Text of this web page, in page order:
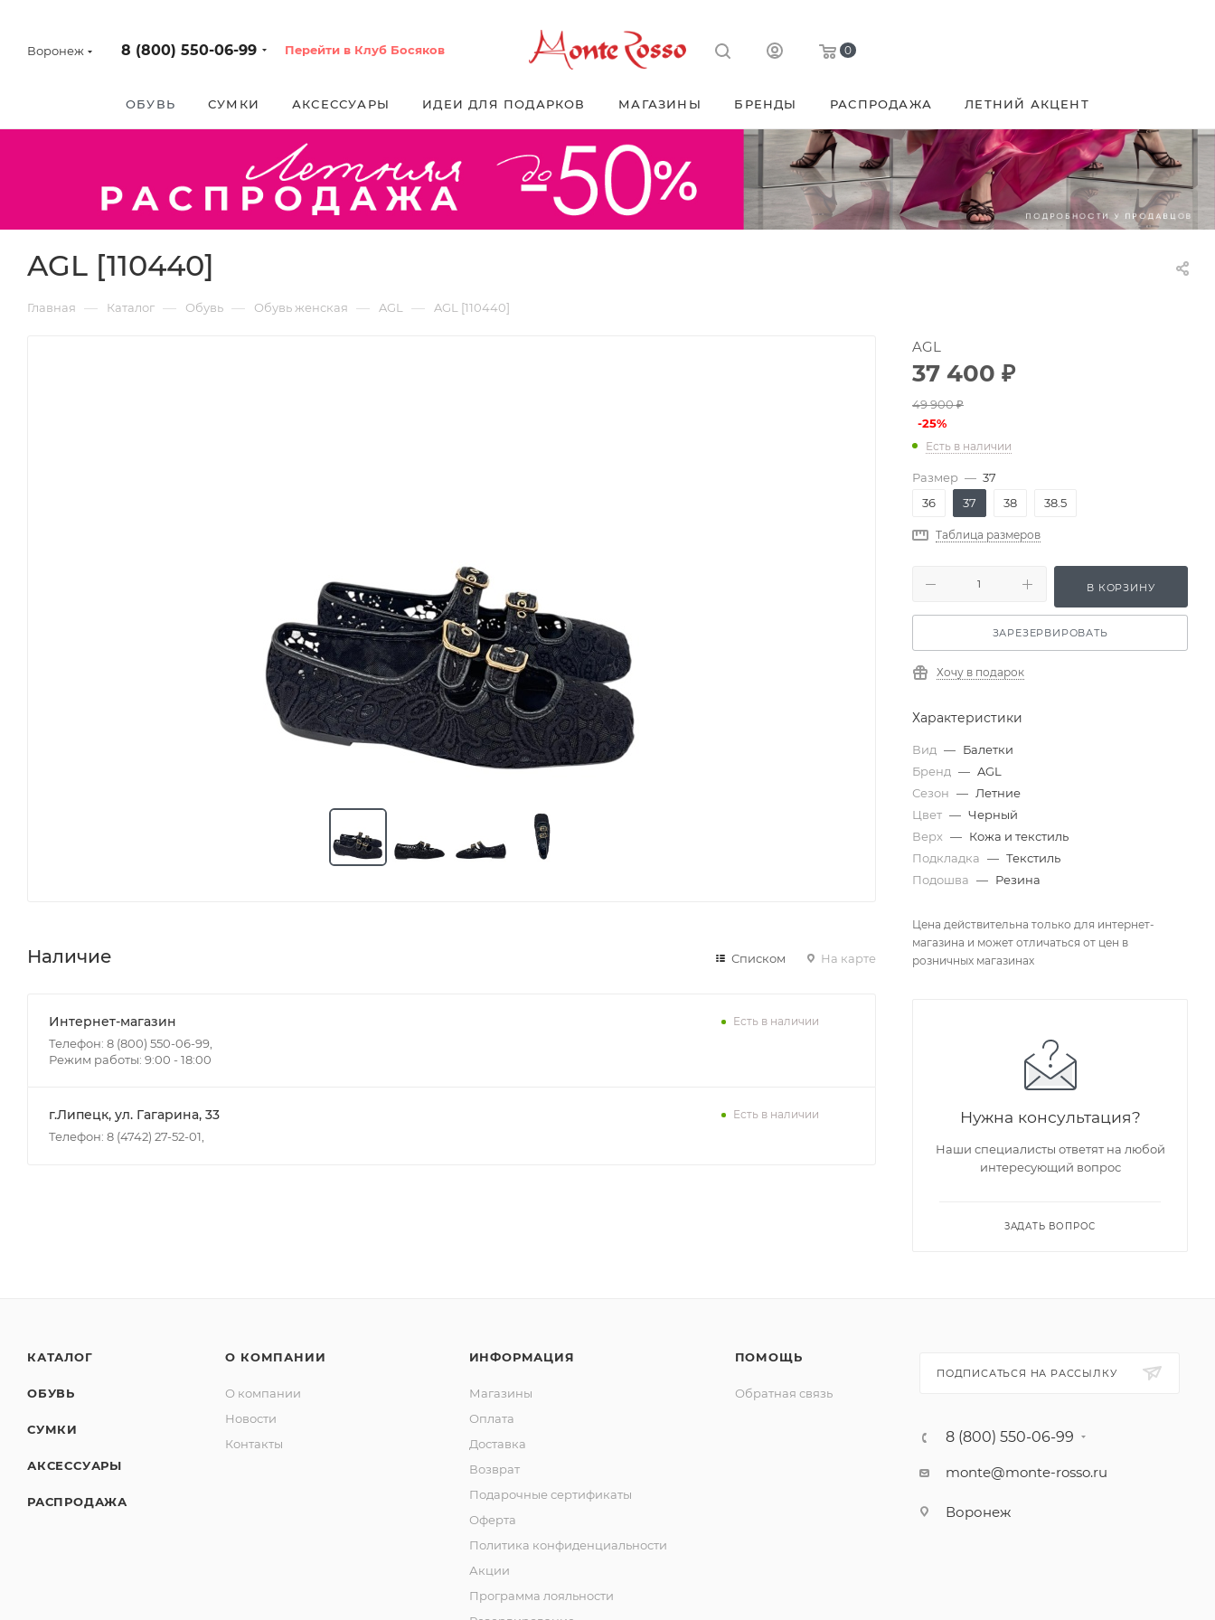
Воронеж 8 (800) 550-06-99 Перейти в Клуб Босяков 0
ОБУВЬ СУМКИ АКСЕССУАРЫ ИДЕИ ДЛЯ ПОДАРКОВ МАГАЗИНЫ БРЕНДЫ РАСПРОДАЖА ЛЕТНИЙ АКЦЕНТ
AGL [110440]
Главная — Каталог — Обувь — Обувь женская — AGL — AGL [110440]
Наличие Списком На карте
Интернет-магазин
Телефон: 8 (800) 550-06-99,
Режим работы: 9:00 - 18:00
Есть в наличии
г.Липецк, ул. Гагарина, 33
Телефон: 8 (4742) 27-52-01,
Есть в наличии
AGL
37 400 ₽
49 900₽
-25%
Есть в наличии
Размер — 37
36
37 38 38.5
Таблица размеров
В КОРЗИНУ
ЗАРЕЗЕРВИРОВАТЬ
Хочу в подарок
Характеристики
Вид — Балетки
Бренд — AGL
Сезон — Летние
Цвет — Черный
Верх — Кожа и текстиль
Подкладка — Текстиль
Подошва — Резина
Цена действительна только для интернет-
магазина и может отличаться от цен в
розничных магазинах
Нужна консультация?
Наши специалисты ответят на любой
интересующий вопрос
ЗАДАТЬ ВОПРОС
КАТАЛОГ
ОБУВЬ
СУМКИ
АКСЕССУАРЫ
РАСПРОДАЖА
О КОМПАНИИ
О компании
Новости
Контакты
ИНФОРМАЦИЯ
Магазины
Оплата
Доставка
Возврат
Подарочные сертификаты
Оферта
Политика конфиденциальности
Акции
Программа лояльности
ПОМОЩЬ
Обратная связь
ПОДПИСАТЬСЯ НА РАССЫЛКУ
8 (800) 550-06-99
monte@monte-rosso.ru
Воронеж